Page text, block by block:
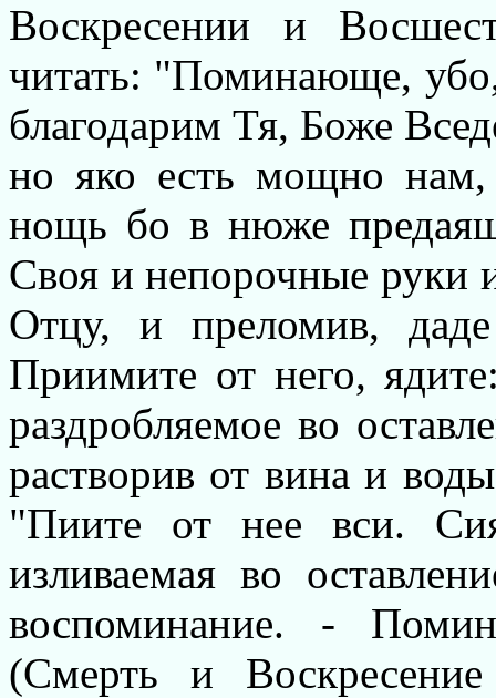
Воскресении и
читать: "Поминающе,
благодарим Тя, Боже
но яко есть мощно
нощь бо в нюже
Своя и непорочные руки
Отцу, и преломив,
Приимите от него,
раздробляемое во
растворив от вина и
"Пиите от нее вси.
изливаемая во
воспоминание. -
(Смерть и